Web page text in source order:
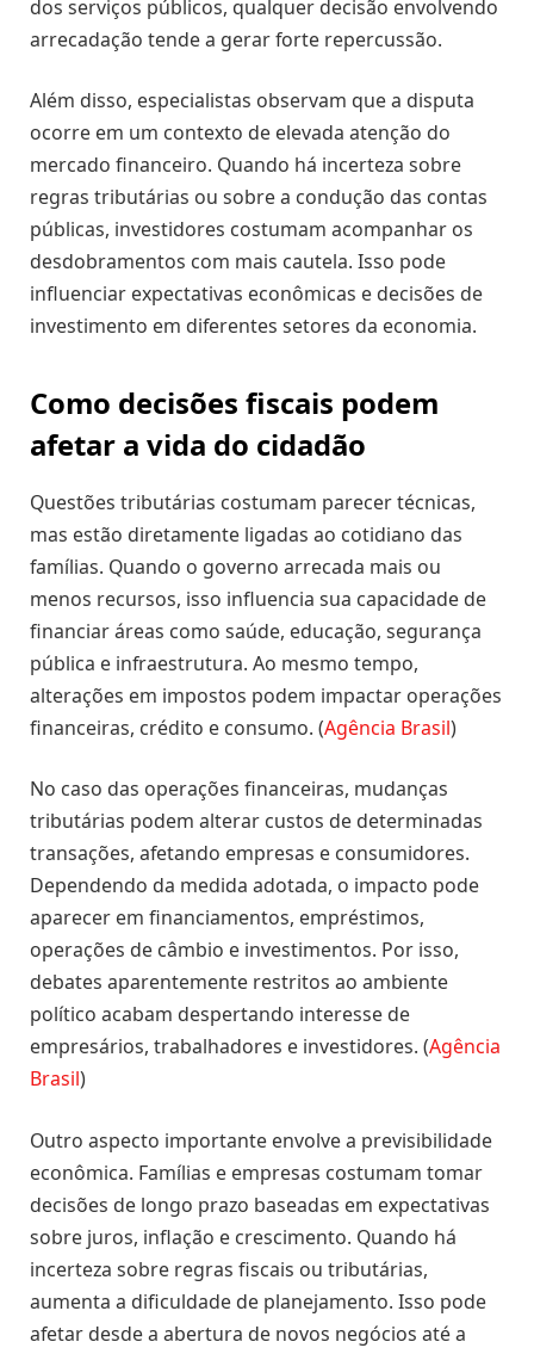
dos serviços públicos, qualquer decisão envolvendo
arrecadação tende a gerar forte repercussão.
Além disso, especialistas observam que a disputa
ocorre em um contexto de elevada atenção do
mercado financeiro. Quando há incerteza sobre
regras tributárias ou sobre a condução das contas
públicas, investidores costumam acompanhar os
desdobramentos com mais cautela. Isso pode
influenciar expectativas econômicas e decisões de
investimento em diferentes setores da economia.
Como decisões fiscais podem
afetar a vida do cidadão
Questões tributárias costumam parecer técnicas,
mas estão diretamente ligadas ao cotidiano das
famílias. Quando o governo arrecada mais ou
menos recursos, isso influencia sua capacidade de
financiar áreas como saúde, educação, segurança
pública e infraestrutura. Ao mesmo tempo,
alterações em impostos podem impactar operações
financeiras, crédito e consumo. (Agência Brasil)
No caso das operações financeiras, mudanças
tributárias podem alterar custos de determinadas
transações, afetando empresas e consumidores.
Dependendo da medida adotada, o impacto pode
aparecer em financiamentos, empréstimos,
operações de câmbio e investimentos. Por isso,
debates aparentemente restritos ao ambiente
político acabam despertando interesse de
empresários, trabalhadores e investidores. (Agência
Brasil)
Outro aspecto importante envolve a previsibilidade
econômica. Famílias e empresas costumam tomar
decisões de longo prazo baseadas em expectativas
sobre juros, inflação e crescimento. Quando há
incerteza sobre regras fiscais ou tributárias,
aumenta a dificuldade de planejamento. Isso pode
afetar desde a abertura de novos negócios até a